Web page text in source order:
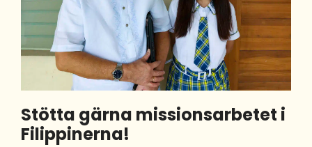
Stötta gärna missionsarbetet i
Filippinerna!